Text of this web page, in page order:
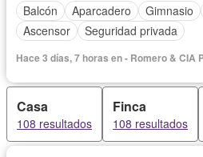
Balcón
Aparcadero Gimnasio
Ascensor
Seguridad privada
Hace 3 días, 7 horas en - Romero & CIA
Casa
108 resultados
Finca
108 resultados